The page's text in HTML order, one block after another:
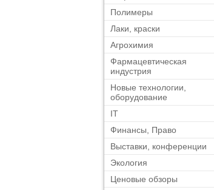
Полимеры
Лаки, краски
Агрохимия
Фармацевтическая
индустрия
Новые технологии,
оборудование
IT
Финансы, Право
Выставки, конференции
Экология
Ценовые обзоры